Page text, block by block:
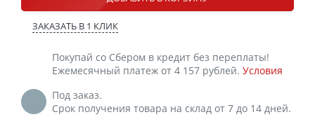
ЗАКАЗАТЬ В 1 КЛИК
Покупай со Сбером в кредит без переплаты!
Ежемесячный платеж от 4 157 рублей. Условия
Под заказ.
Срок получения товара на склад от 7 до 14 дней.